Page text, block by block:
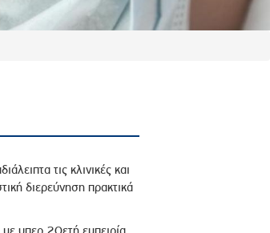
τις κλινικές και
διερεύνηση πρακτικά